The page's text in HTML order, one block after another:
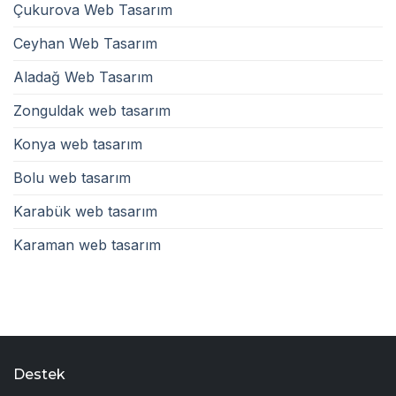
Çukurova Web Tasarım
Ceyhan Web Tasarım
Aladağ Web Tasarım
Zonguldak web tasarım
Konya web tasarım
Bolu web tasarım
Karabük web tasarım
Karaman web tasarım
Destek